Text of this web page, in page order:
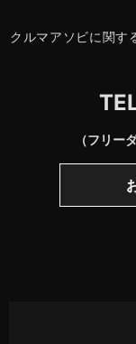
クルマアソビに関す
（フリー